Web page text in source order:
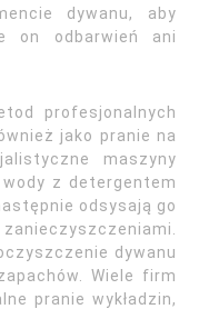
dywanu, aby
on odbarwień ani
profesjonalnych
jako pranie na
maszyny
z detergentem
odsysają go
dywanu
Wiele firm
pranie wykładzin,